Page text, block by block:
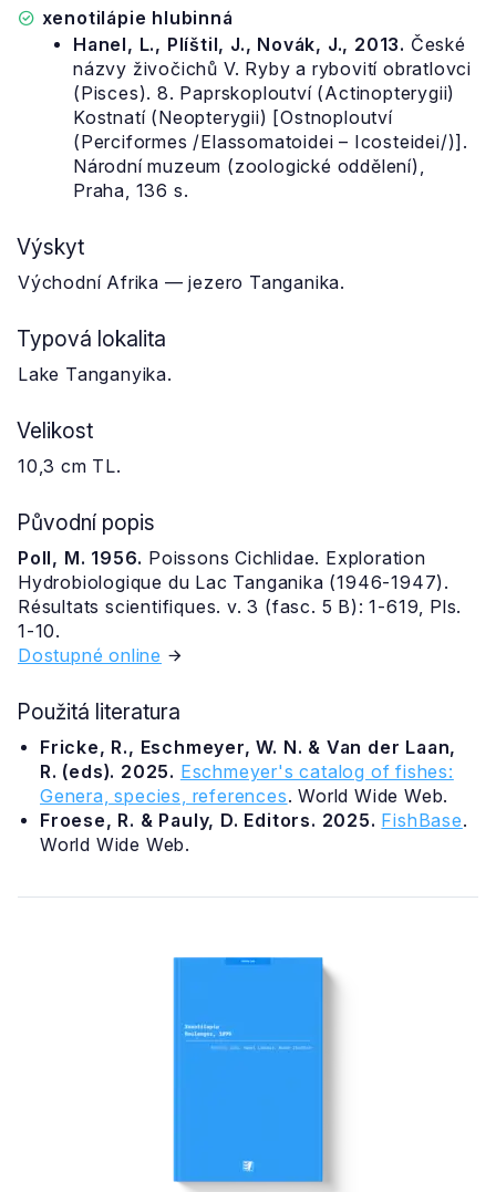
xenotilápie hlubinná
Hanel, L., Plíštil, J., Novák, J., 2013. České
názvy živočichů V. Ryby a rybovití obratlovci
(Pisces). 8. Paprskoploutví (Actinopterygii)
Kostnatí (Neopterygii) [Ostnoploutví
(Perciformes /Elassomatoidei – Icosteidei/)].
Národní muzeum (zoologické oddělení),
Praha, 136 s.
Výskyt
Východní Afrika — jezero Tanganika.
Typová lokalita
Lake Tanganyika.
Velikost
10,3 cm TL.
Původní popis
Poll, M. 1956. Poissons Cichlidae. Exploration
Hydrobiologique du Lac Tanganika (1946-1947).
Résultats scientifiques. v. 3 (fasc. 5 B): 1-619, Pls.
1-10.
Dostupné online
Použitá literatura
Fricke, R., Eschmeyer, W. N. & Van der Laan,
R. (eds). 2025. Eschmeyer's catalog of fishes:
Genera, species, references. World Wide Web.
Froese, R. & Pauly, D. Editors. 2025. FishBase.
World Wide Web.